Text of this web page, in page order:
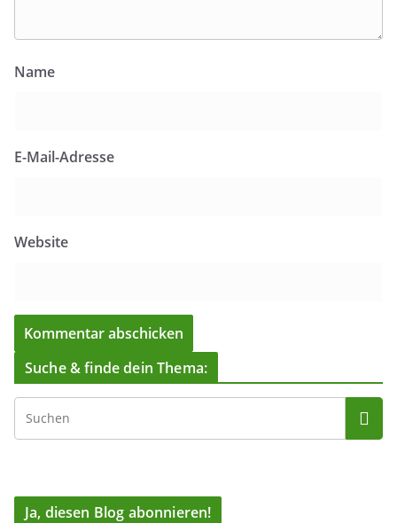
Name
E-Mail-Adresse
Website
Suche & finde dein Thema:
Ja, diesen Blog abonnieren!